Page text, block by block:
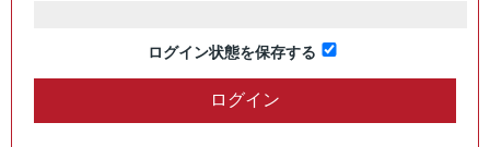
ログイン状態を保存する